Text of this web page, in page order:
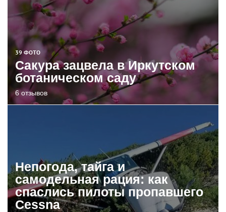
39 ФОТО
Сакура зацвела в Иркутском
ботаническом саду
6 отзывов
Непогода, тайга и
самодельная рация: как
спаслись пилоты пропавшего
Cessna